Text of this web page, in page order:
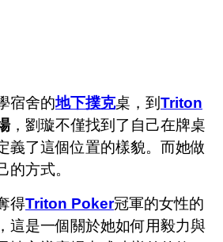
宿舍的地下撲克桌，到 Triton
，劉璇不僅找到了自己在牌桌
義了這個位置的樣貌。而她做
的方式。
得Triton Poker冠軍的女性的
這是一個關於她如何用毅力與